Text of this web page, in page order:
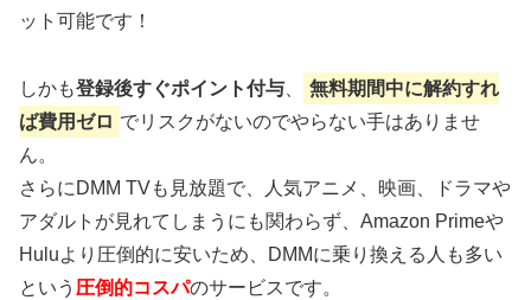
ット可能です！
しかも登録後すぐポイント付与
無料期間中に解約すれ
ば費用ゼロ でリスクがないのでやらない手はありませ
ん。
さらにDMM TVも見放題で、人気アニメ、映画、ドラマや
アダルトが見れてしまうにも関わらず、Amazon Primeや
Huluより圧倒的に安いため、DMMに乗り換える人も多い
という 圧倒的コスパのサービスです。